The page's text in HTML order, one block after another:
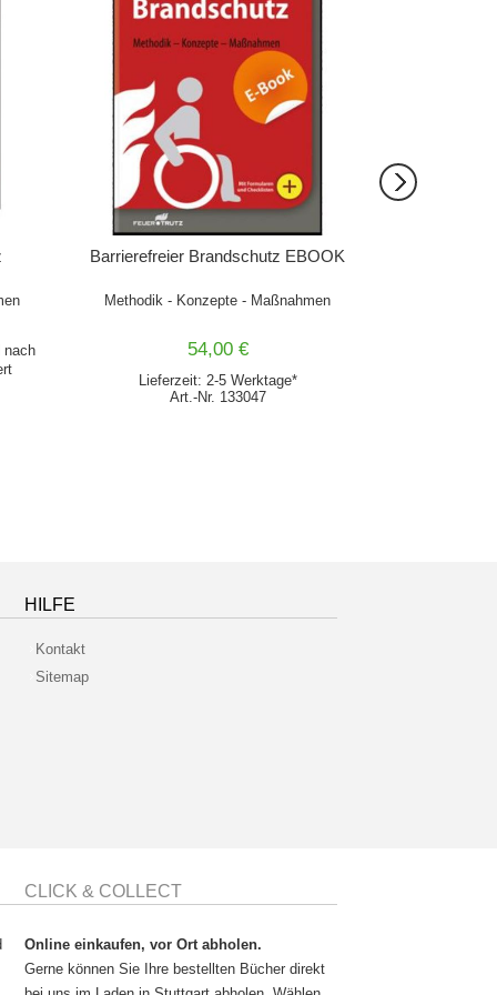
nach
Barrierefreier Brandschutz EBOOK
Methodik - Konzepte - Maßnahmen
54,00 €
Lieferzeit: 2-5 Werktage*
Art.-Nr. 133047
HILFE
Kontakt
Sitemap
CLICK & COLLECT
Online einkaufen, vor Ort abholen.
Gerne können Sie Ihre bestellten Bücher direkt